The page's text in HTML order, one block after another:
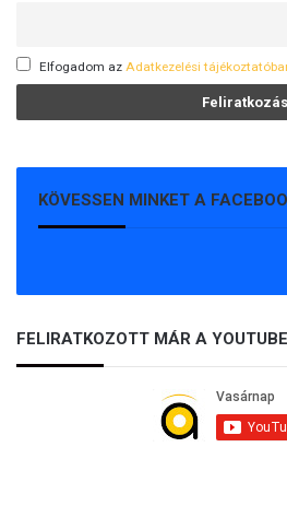
Elfogadom az Adatkezelési
KÖVESSEN MINKET A
FELIRATKOZOTT MÁR A